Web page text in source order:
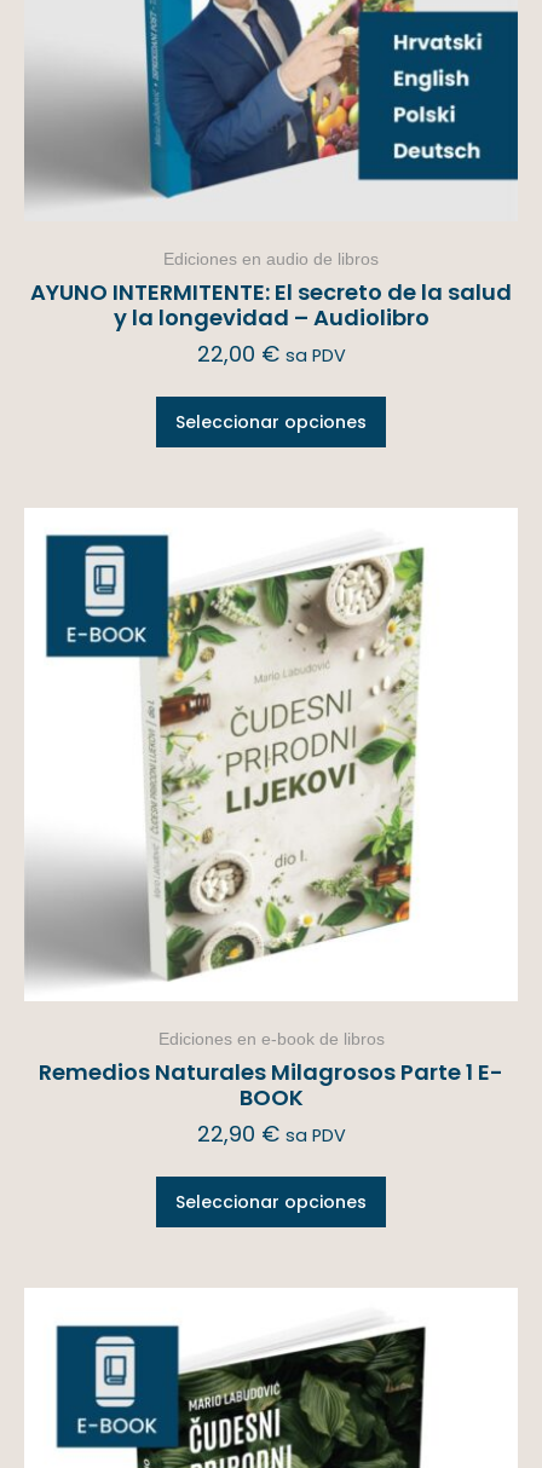
Ediciones en audio de libros
AYUNO INTERMITENTE: El secreto de la salud
y la longevidad – Audiolibro
22,00 € sa PDV
Seleccionar opciones
Ediciones en e-book de libros
Remedios Naturales Milagrosos Parte 1 E-
BOOK
22,90 € sa PDV
Seleccionar opciones